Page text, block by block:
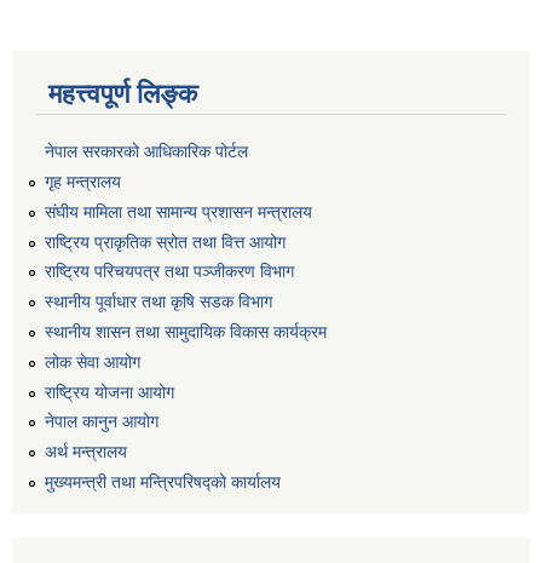
महत्त्वपूर्ण लिङ्क
नेपाल सरकारको आधिकारिक पोर्टल
गृह मन्त्रालय
संघीय मामिला तथा सामान्य प्रशासन मन्त्रालय
राष्ट्रिय प्राकृतिक स्रोत तथा वित्त आयोग
राष्ट्रिय परिचयपत्र तथा पञ्जीकरण विभाग
स्थानीय पूर्वाधार तथा कृषि सडक विभाग
स्थानीय शासन तथा सामुदायिक विकास कार्यक्रम
लोक सेवा आयोग
राष्ट्रिय योजना आयोग
नेपाल कानुन आयोग
अर्थ मन्त्रालय
मुख्यमन्त्री तथा मन्त्रिपरिषद्को कार्यालय